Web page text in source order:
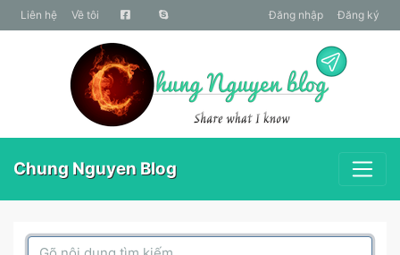
liên hệ Về tôi Đăng nhập Đăng ký
Chung Nguyen Blog
Search Box